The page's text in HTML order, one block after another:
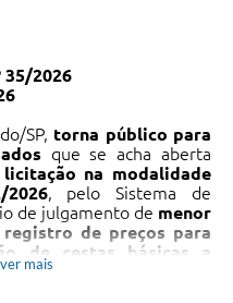
2026
SP, torna público para
que se acha aberta
licitação na modalidade
, pelo Sistema de
de julgamento de menor
registro de preços para
de cestas básicas a
públicos
Lei Municipal n.º 2.033,
mais